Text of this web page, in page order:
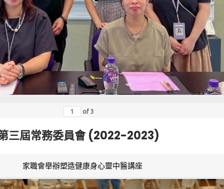
of 3
三屆常務委員會 (2022-2023)
家職會舉辦塑造健康身心靈中醫講座